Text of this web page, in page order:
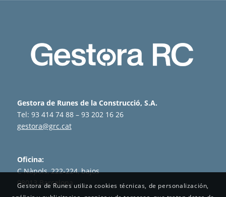
Gestora de Runes de la Construcció, S.A.
Tel: 93 414 74 88 – 93 202 16 26
gestora@grc.cat
Oficina:
C Nàpols, 222-224, bajos
08013 Barcelona
Gestora de Runes utiliza cookies técnicas, de personalización,